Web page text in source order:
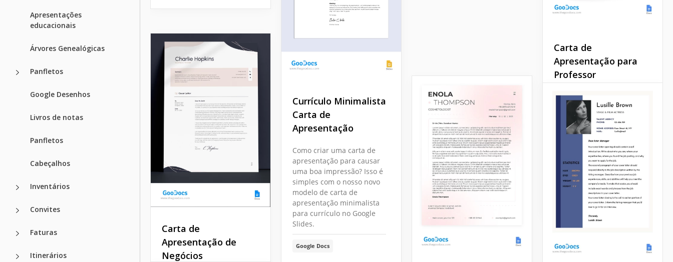
Apresentações
educacionais
Árvores Genealógicas
Panfletos
Google Desenhos
Livros de notas
Panfletos
Cabeçalhos
Inventários
Convites
Faturas
Itinerários
Currículo Minimalista
Carta de
Apresentação
Como criar uma carta de
apresentação para causar
uma boa impressão? Isso é
simples com o nosso novo
modelo de carta de
apresentação minimalista
para currículo no Google
Slides.
Google Docs
Carta de
Apresentação de
Negócios
Carta de
Apresentação para
Professor
Você quer causar uma
impressão duradoura?
Nosso Modelo de Carta de
Apresentação para
Professores é a sua
escolha! Esta amostra é
feita para mostrar sua
paixão pela educação.
Google Docs